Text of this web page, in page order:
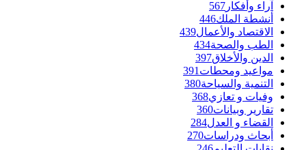
آراء وأفكار 567
أنشطة الملك446
الاقتصاد والأعمال439
الطب والصحة434
الدين والأخلاق397
مواعيد ومحطات 391
التنمية والسياحة380
وفيات و تعازي368
تقارير وبيانات360
القضاء و العدل284
أبحاث ودراسات270